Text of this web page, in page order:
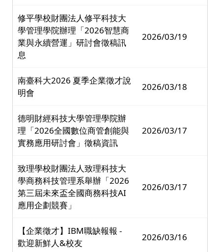
修平學校財團法人修平科技大
學管理學院辦理「2026智慧商
業與永續營運」研討會徵稿訊
息
2026/03/19
南臺科大2026 夏季企業徵才說
明會
2026/03/18
德明財經科技大學管理學院辦
理「2026全國數位商管創能與
實務應用研討會」徵稿資訊
2026/03/17
致理學校財團法人致理科技大
學商務科技管理系舉辦「2026
第三屆未來盃全國商務科技AI
應用企劃競賽」
2026/03/17
【企業徵才】IBM職缺報報 -
歡迎新鮮人&校友
2026/03/16